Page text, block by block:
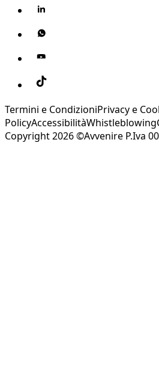
Termini e CondizioniPrivacy e
PolicyAccessibilitàWhistleblowing
Copyright 2026 ©Avvenire P.Iva